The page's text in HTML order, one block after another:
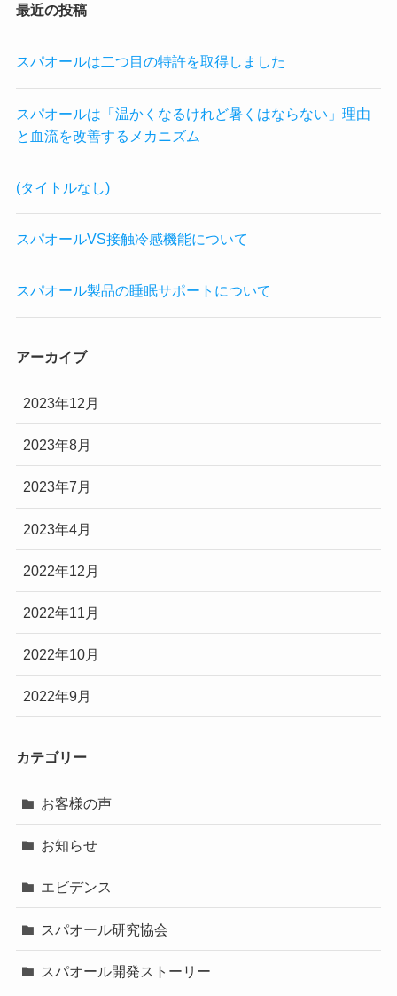
最近の投稿
スパオールは二つ目の特許を取得しました
スパオールは「温かくなるけれど暑くはならない」理由
と血流を改善するメカニズム
(タイトルなし)
スパオールVS接触冷感機能について
スパオール製品の睡眠サポートについて
アーカイブ
2023年12月
2023年8月
2023年7月
2023年4月
2022年12月
2022年11月
2022年10月
2022年9月
カテゴリー
お客様の声
お知らせ
エビデンス
スパオール研究協会
スパオール開発ストーリー